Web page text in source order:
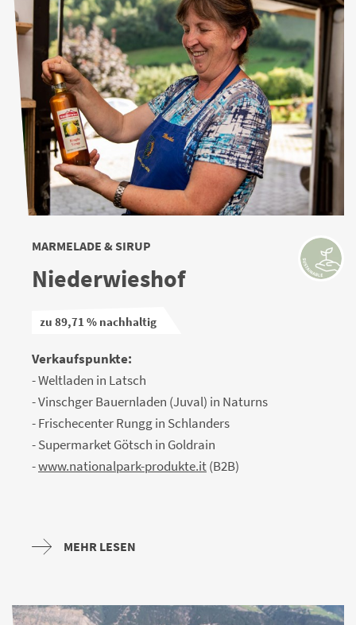
MARMELADE & SIRUP
Niederwieshof
zu 89,71 % nachhaltig
Verkaufspunkte:
- Weltladen in Latsch
- Vinschger Bauernladen (Juval) in Naturns
- Frischecenter Rungg in Schlanders
- Supermarket Götsch in Goldrain
-www.nationalpark-produkte.it(B2B)
MEHR LESEN